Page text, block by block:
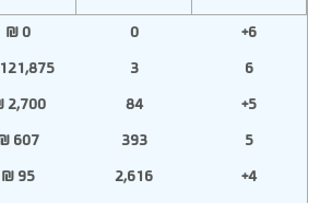
6+
0
0 ₪
6
3
121,875 ₪
5+
84
2,700 ₪
5
393
607 ₪
4+
2,616
95 ₪